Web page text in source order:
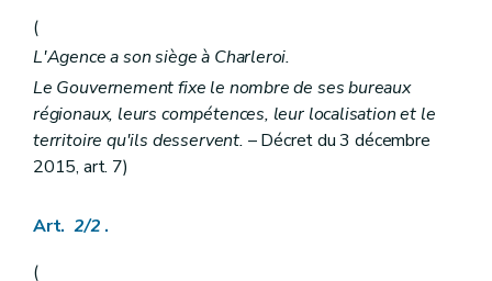
Art. 65/11
Section 4 Sanctions
Art. 65/12
Titre II Accueil, hébergement et accompagnement des personnes en difficultés sociales
Chapitre I
er
Définitions et missions
Section 1 re
Définitions
(
L'Agence a son siège à Charleroi.
Le Gouvernement fixe le nombre de ses bureaux
régionaux, leurs compétences, leur localisation et le
territoire qu'ils desservent. – Décret du 3 décembre
2015, art. 7)
Art. 2/2 .
(